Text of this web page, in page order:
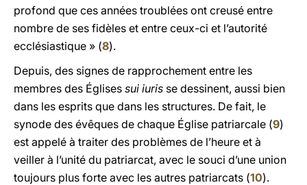
profond que ces années troublées ont creusé entre
nombre de ses fidèles et entre ceux-ci et l’autorité
ecclésiastique » (8).
Depuis, des signes de rapprochement entre les
membres des Églises sui iuris se dessinent, aussi bien
dans les esprits que dans les structures. De fait, le
synode des évêques de chaque Église patriarcale (9)
est appelé à traiter des problèmes de l’heure et à
veiller à l’unité du patriarcat, avec le souci d’une union
toujours plus forte avec les autres patriarcats (10).